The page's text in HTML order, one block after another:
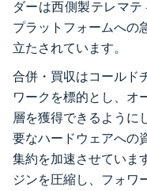
ダーは西側製テレマテ
プラットフォームへの
立たされています。
合併・買収はコールド
ワークを標的とし、オ
層を獲得できるように
要なハードウェアへの
集約を加速させていま
ジンを圧縮し、フォワ